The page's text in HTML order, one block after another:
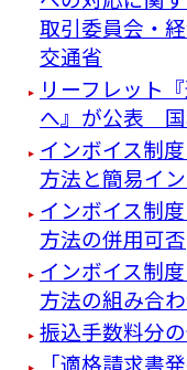
取引委員会・
交通省
リーフレット
へ』が公表
インボイス制
方法と簡易イ
インボイス制
方法の併用可否
インボイス制
方法の組み合
振込手数料分
「適格請求書